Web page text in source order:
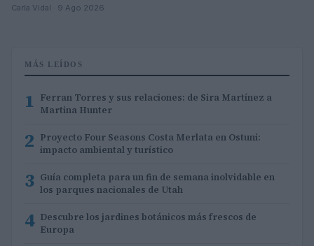
Carla Vidal · 9 Ago 2026
MÁS LEÍDOS
1 Ferran Torres y sus relaciones: de Sira Martínez a
Martina Hunter
2 Proyecto Four Seasons Costa Merlata en Ostuni:
impacto ambiental y turístico
3 Guía completa para un fin de semana inolvidable en
los parques nacionales de Utah
4 Descubre los jardines botánicos más frescos de
Europa